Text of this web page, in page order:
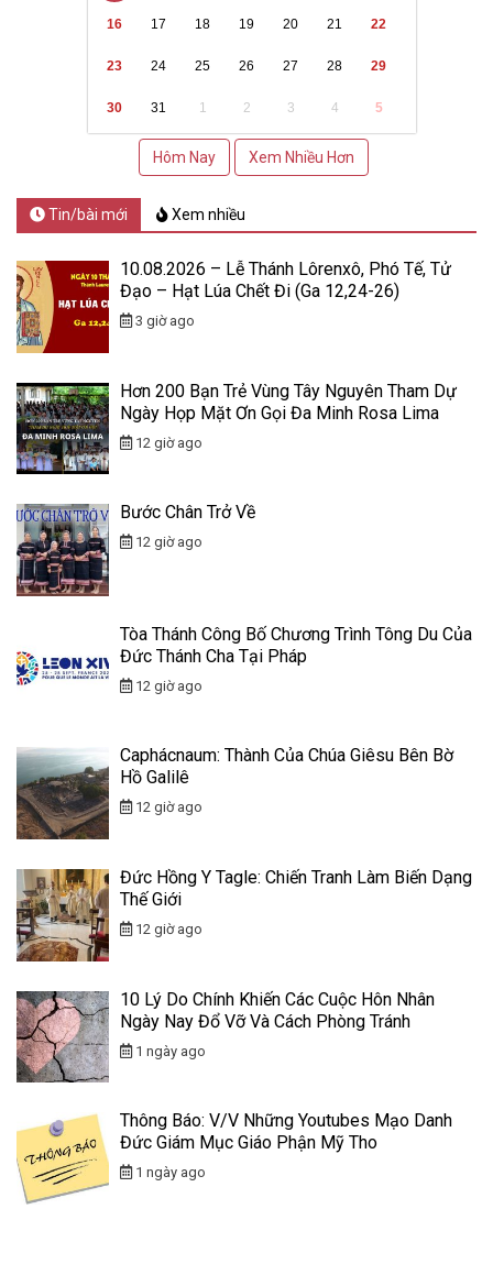
16 17 18 19 20 21 22
23 24 25 26 27 28 29
30 31 1 2 3 4 5
Hôm Nay Xem Nhiều Hơn
Tin/bài mới Xem nhiều
10.08.2026 – Lễ Thánh Lôrenxô, Phó Tế, Tử
Đạo – Hạt Lúa Chết Đi (Ga 12,24-26)
3 giờ ago
Hơn 200 Bạn Trẻ Vùng Tây Nguyên Tham Dự
Ngày Họp Mặt Ơn Gọi Đa Minh Rosa Lima
12 giờ ago
Bước Chân Trở Về
12 giờ ago
Tòa Thánh Công Bố Chương Trình Tông Du Của
Đức Thánh Cha Tại Pháp
12 giờ ago
Caphácnaum: Thành Của Chúa Giêsu Bên Bờ
Hồ Galilê
12 giờ ago
Đức Hồng Y Tagle: Chiến Tranh Làm Biến Dạng
Thế Giới
12 giờ ago
10 Lý Do Chính Khiến Các Cuộc Hôn Nhân
Ngày Nay Đổ Vỡ Và Cách Phòng Tránh
1 ngày ago
Thông Báo: V/v Những Youtubes Mạo Danh
Đức Giám Mục Giáo Phận Mỹ Tho
1 ngày ago